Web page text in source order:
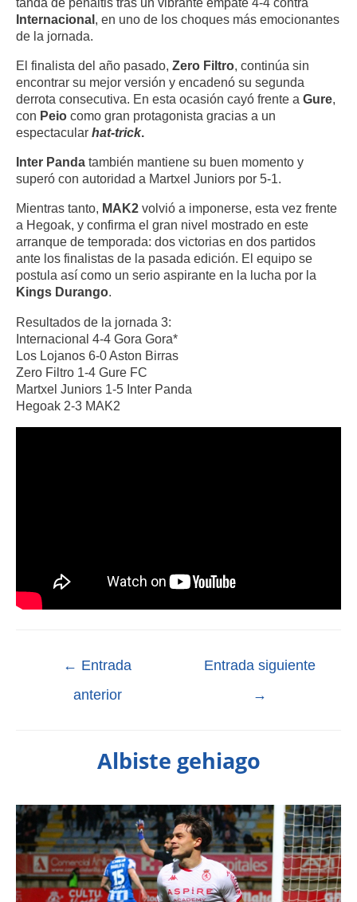
Internacional , en uno de los choques más emocionantes
de la jornada.
El finalista del año pasado, Zero Filtro, continúa sin
encontrar su mejor versión y encadenó su segunda
derrota consecutiva. En esta ocasión cayó frente a Gure,
con Peio como gran protagonista gracias a un
espectacular hat-trick.
Inter Panda también mantiene su buen momento y
superó con autoridad a Martxel Juniors por 5-1.
Mientras tanto, MAK2 volvió a imponerse, esta vez frente
a Hegoak, y confirma el gran nivel mostrado en este
arranque de temporada: dos victorias en dos partidos
ante los finalistas de la pasada edición. El equipo se
postula así como un serio aspirante en la lucha por la
Kings Durango.
Resultados de la jornada 3:
Internacional 4-4 Gora Gora*
Los Lojanos 6-0 Aston Birras
Zero Filtro 1-4 Gure FC
Martxel Juniors 1-5 Inter Panda
Hegoak 2-3 MAK2
← Entrada
anterior
Entrada siguiente
→
Albiste gehiago